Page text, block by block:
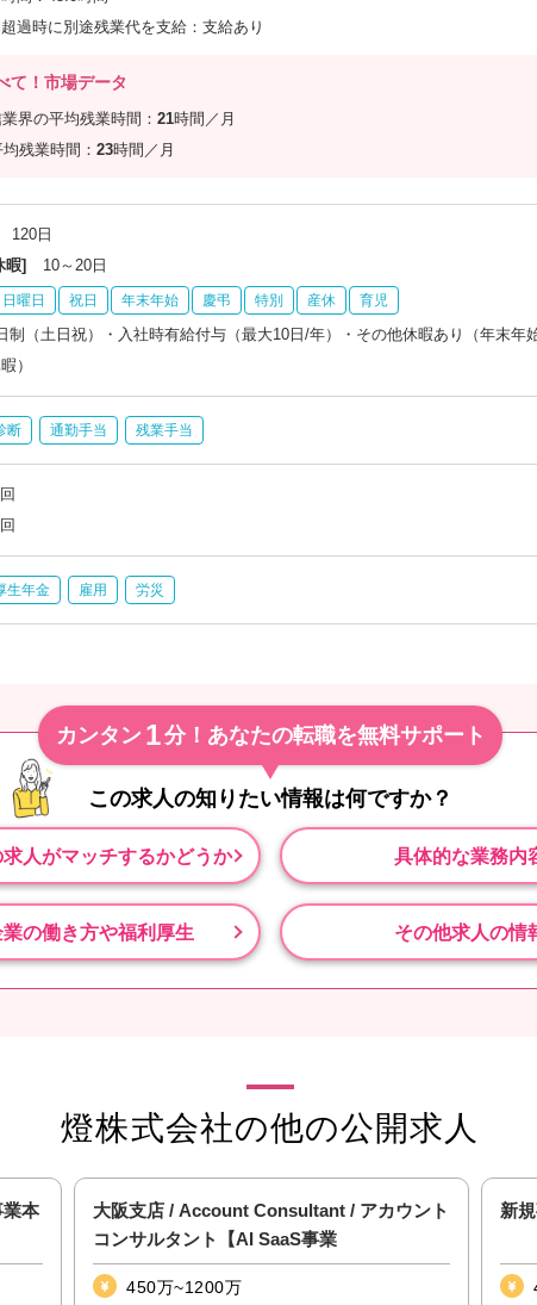
過時に別途残業代を支給：支給あり
て！市場データ
界の平均残業時間： 21時間／月
残業時間： 23時間／月
120日
暇]
10～20日
日曜日 祝日 年末年始 慶弔 特別 産休 育児
制（土日祝）・入社時有給付与（最大10日/年）・その他休暇あり（年末年
）
断 通勤手当 残業手当
生年金 雇用 労災
カンタン 1分！あなたの転職を無料サポート
この求人の知りたい情報は何ですか？
求人がマッチするかどうか 具体的な業務内
業の働き方や福利厚生 その他求人の情
燈株式会社の他の公開求人
業本
大阪支店 / Account Consultant / アカウント
コンサルタント【AI SaaS事業
450万~1200万
新